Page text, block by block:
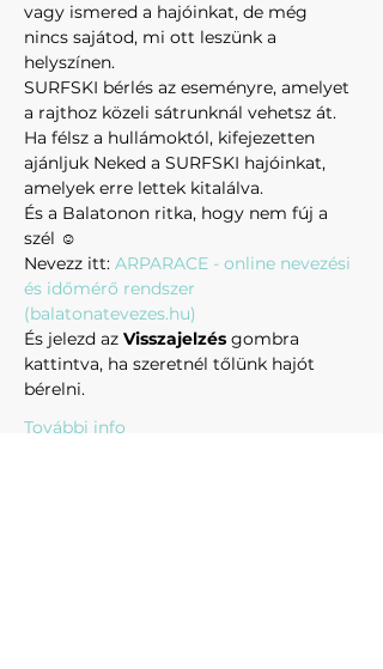
vagy ismered a hajóinkat, de még
nincs sajátod, mi ott leszünk a
helyszínen.
SURFSKI bérlés az eseményre, amelyet
a rajthoz közeli sátrunknál vehetsz át.
Ha félsz a hullámoktól, kifejezetten
ajánljuk Neked a SURFSKI hajóinkat,
amelyek erre lettek kitalálva.
És a Balatonon ritka, hogy nem fúj a
szél ☺
Nevezz itt: ARPARACE - online nevezési
és időmérő rendszer
(balatonatevezes.hu)
És jelezd az Visszajelzés gombra
kattintva, ha szeretnél tőlünk hajót
bérelni.
További info